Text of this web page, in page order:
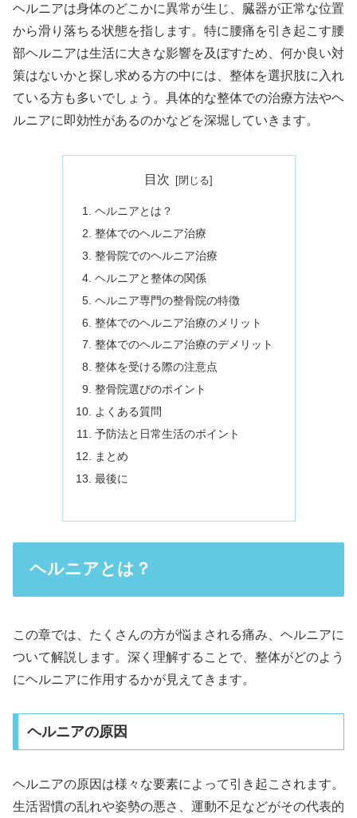
ヘルニアは身体のどこかに異常が生じ、臓器が正常な位置
から滑り落ちる状態を指します。特に腰痛を引き起こす腰
部ヘルニアは生活に大きな影響を及ぼすため、何か良い対
策はないかと探し求める方の中には、整体を選択肢に入れ
ている方も多いでしょう。具体的な整体での治療方法やヘ
ルニアに即効性があるのかなどを深堀していきます。
目次
ヘルニアとは？
整体でのヘルニア治療
整骨院でのヘルニア治療
ヘルニアと整体の関係
ヘルニア専門の整骨院の特徴
整体でのヘルニア治療のメリット
整体でのヘルニア治療のデメリット
整体を受ける際の注意点
整骨院選びのポイント
よくある質問
予防法と日常生活のポイント
まとめ
最後に
ヘルニアとは？
この章では、たくさんの方が悩まされる痛み、ヘルニアに
ついて解説します。深く理解することで、整体がどのよう
にヘルニアに作用するかが見えてきます。
ヘルニアの原因
ヘルニアの原因は様々な要素によって引き起こされます。
生活習慣の乱れや姿勢の悪さ、運動不足などがその代表的